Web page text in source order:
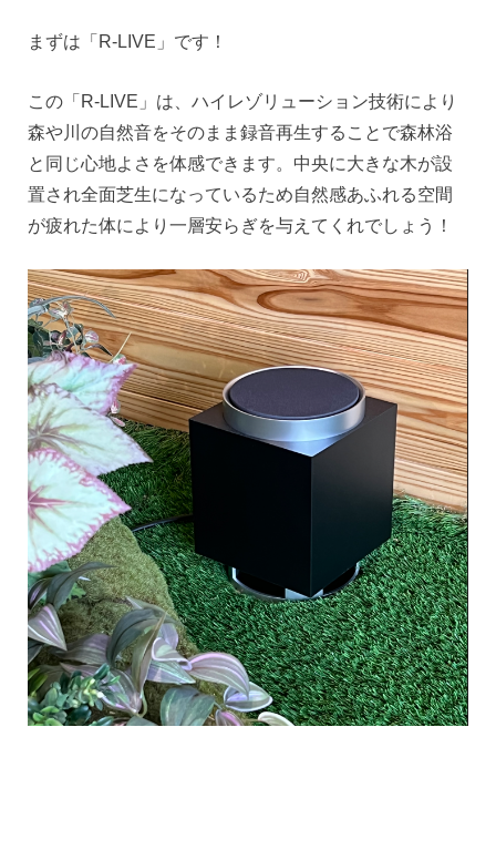
まずは「R-LIVE」です！
この「R-LIVE」は、ハイレゾリューション技術により
森や川の自然音をそのまま録音再生することで森林浴
と同じ心地よさを体感できます。中央に大きな木が設
置され全面芝生になっているため自然感あふれる空間
が疲れた体により一層安らぎを与えてくれでしょう！